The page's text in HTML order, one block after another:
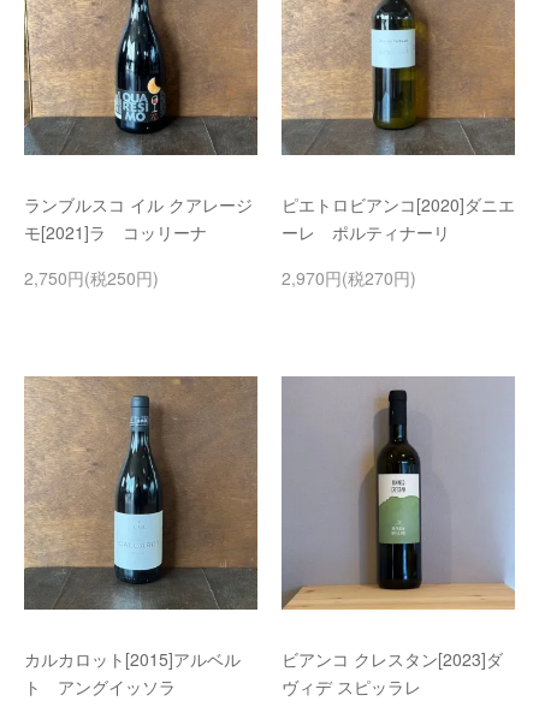
ランブルスコ イル クアレージ
モ[2021]ラ コッリーナ
2,750円(税250円)
ピエトロビアンコ[2020]ダニエ
ーレ ポルティナーリ
2,970円(税270円)
カルカロット[2015]アルベル
ト アングイッソラ
ビアンコ クレスタン[2023]ダ
ヴィデ スピッラレ